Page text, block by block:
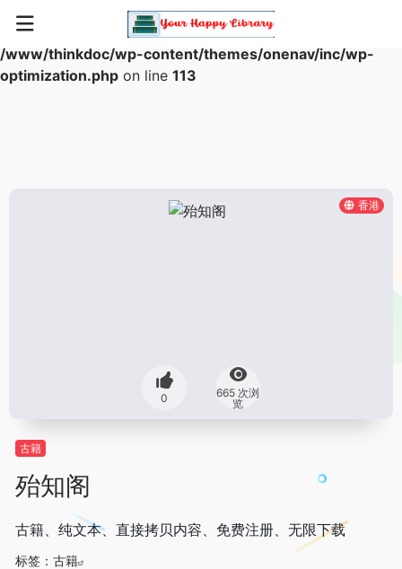
Warning
: Array to string conversion in
/www/thinkdoc/wp-content/themes/onenav/inc/wp-
optimization.php on line 113
香港
0
665 次浏
览
古籍
殆知阁
古籍、纯文本、直接拷贝内容、免费注册、无限下载
标签： 古籍